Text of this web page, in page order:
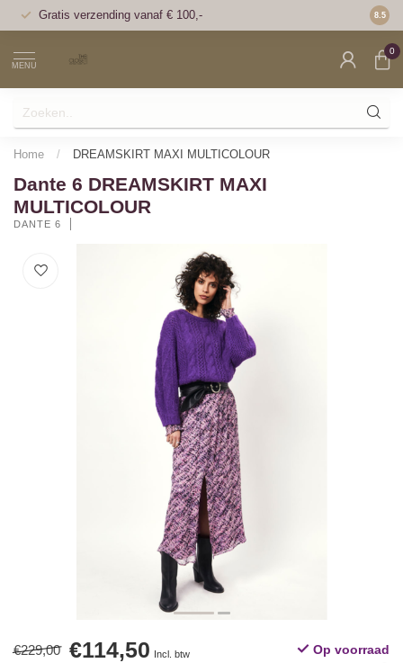
Gratis verzending vanaf € 100,- Voor
8.5
MENU
0
Home / DREAMSKIRT MAXI MULTICOLOUR
Dante 6 DREAMSKIRT MAXI
MULTICOLOUR
DANTE 6
€229,00 €114,50 Incl. btw Op voorraad